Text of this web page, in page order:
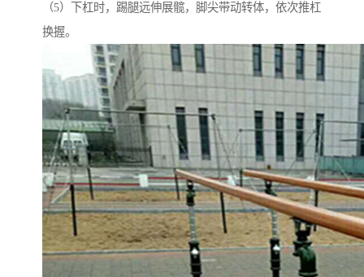
（5）下杠时，踢腿远伸展髋，脚尖带动转体，依次推杠
换握。